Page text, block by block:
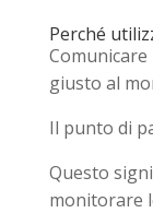
Perché
giusto al
Il punto di
Questo
monitorare